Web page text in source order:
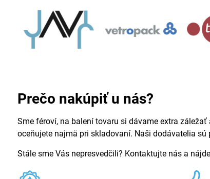
Prečo nakúpiť u nás?
Sme féroví, na balení tovaru si dávame extra
oceňujete najmä pri skladovaní. Naši dodávatelia
Stále sme Vás nepresvedčili? Kontaktujte nás a